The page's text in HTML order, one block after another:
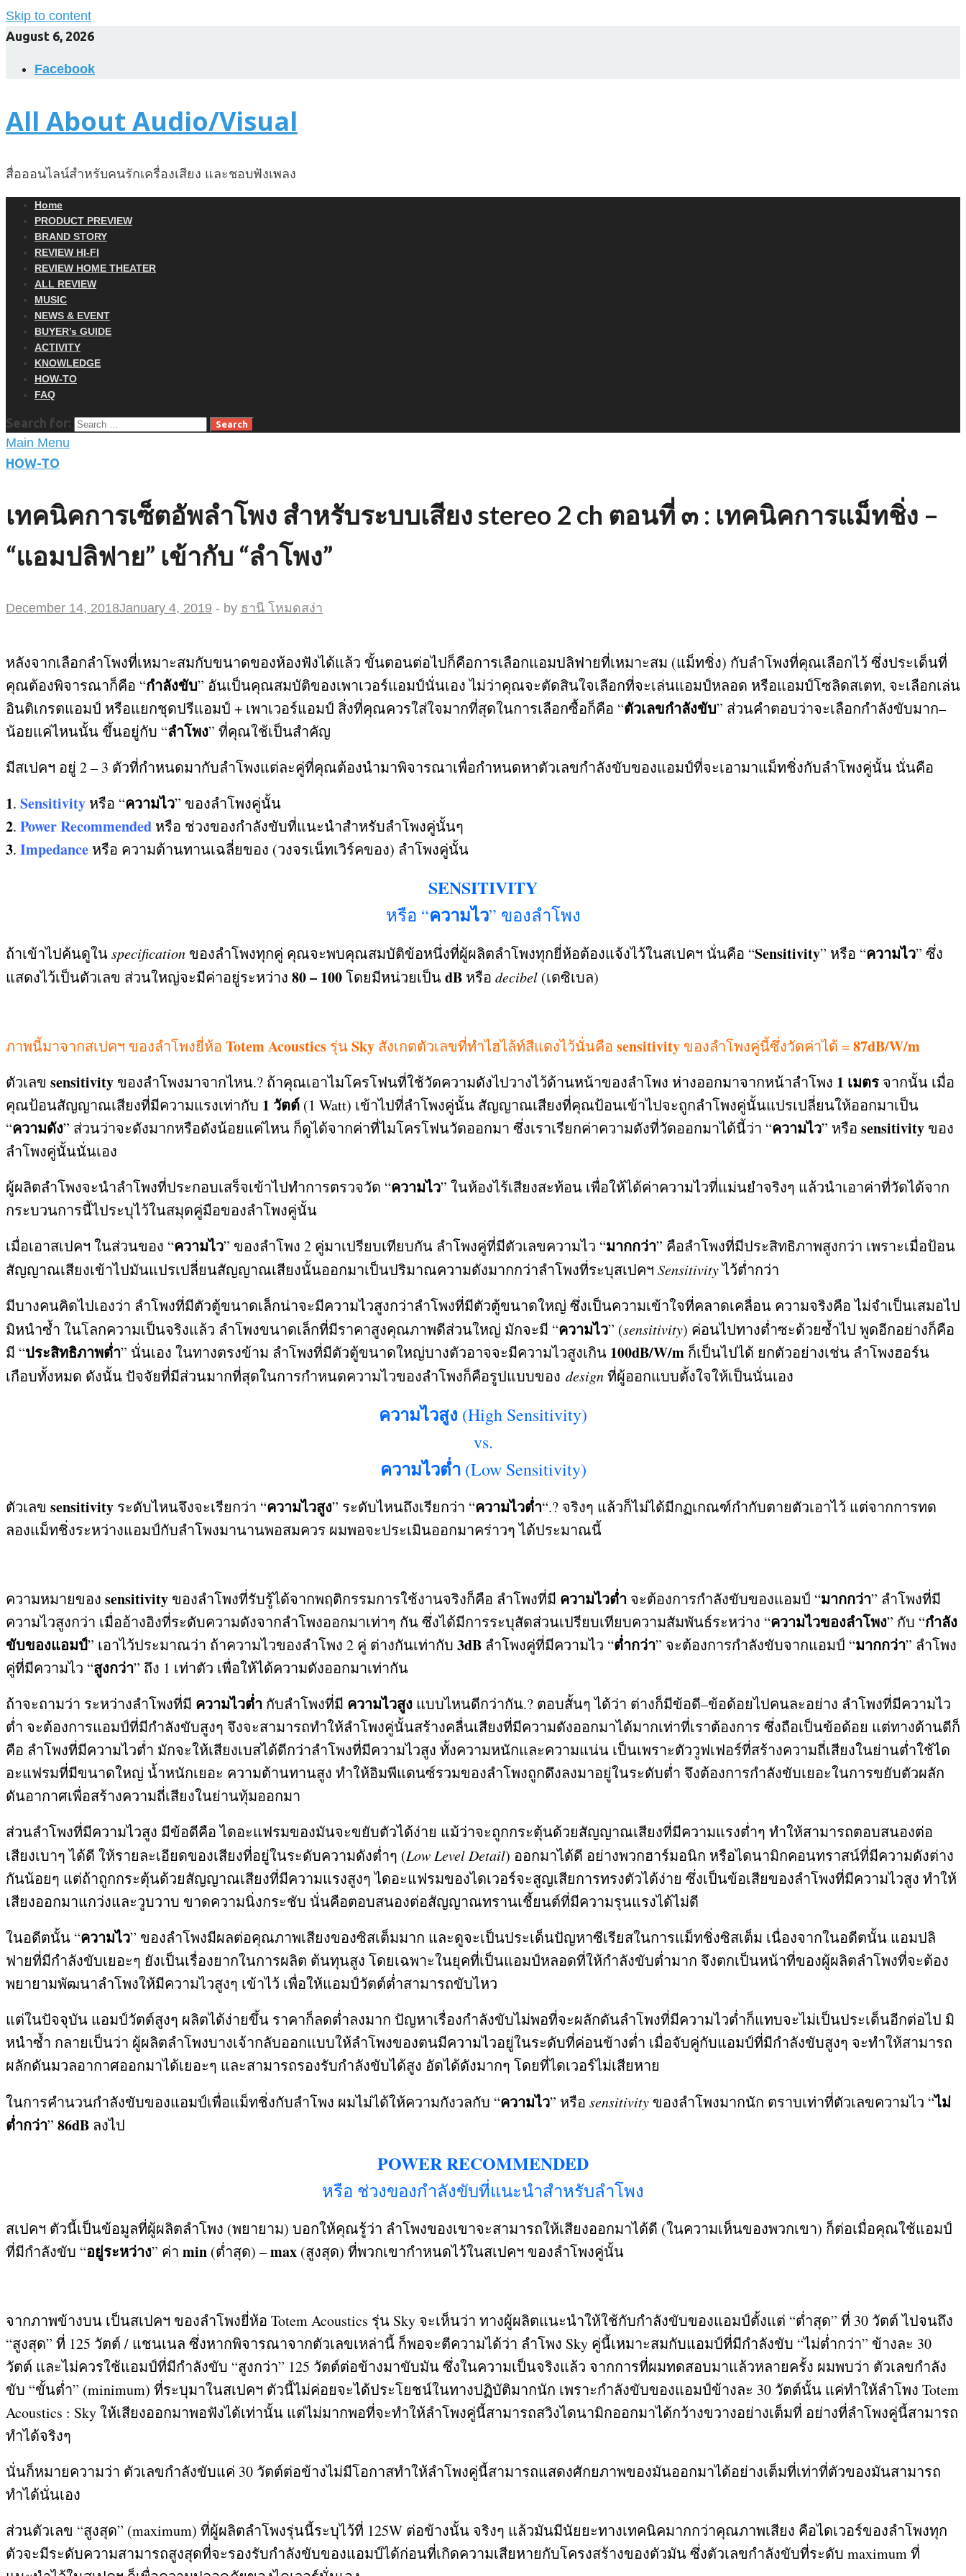
Skip to content
August 6, 2026
Facebook
All About Audio/Visual
สื่อออนไลน์สำหรับคนรักเครื่องเสียง และชอบฟังเพลง
Home
PRODUCT PREVIEW
BRAND STORY
REVIEW HI-FI
REVIEW HOME THEATER
ALL REVIEW
MUSIC
NEWS & EVENT
BUYER’s GUIDE
ACTIVITY
KNOWLEDGE
HOW-TO
FAQ
Search for:
Main Menu
HOW-TO
เทคนิคการเซ็ตอัพลำโพง สำหรับระบบเสียง stereo 2 ch ตอนที่ ๓ : เทคนิคการแม็ทชิ่ง –
“แอมปลิฟาย” เข้ากับ “ลำโพง”
December 14, 2018January 4, 2019 - by ธานี โหมดสง่า
หลังจากเลือกลำโพงที่เหมาะสมกับขนาดของห้องฟังได้แล้ว ขั้นตอนต่อไปก็คือการเลือกแอมปลิฟายที่เหมาะสม (แม็ทชิ่ง) กับลำโพงที่คุณเลือกไว้ ซึ่งประเด็นที่
คุณต้องพิจารณาก็คือ “กำลังขับ” อันเป็นคุณสมบัติของเพาเวอร์แอมป์นั่นเอง ไม่ว่าคุณจะตัดสินใจเลือกที่จะเล่นแอมป์หลอด หรือแอมป์โซลิดสเตท, จะเลือกเล่น
อินติเกรตแอมป์ หรือแยกชุดปรีแอมป์ + เพาเวอร์แอมป์ สิ่งที่คุณควรใส่ใจมากที่สุดในการเลือกซื้อก็คือ “ตัวเลขกำลังขับ” ส่วนคำตอบว่าจะเลือกกำลังขับมาก–
น้อยแค่ไหนนั้น ขึ้นอยู่กับ “ลำโพง” ที่คุณใช้เป็นสำคัญ
มีสเปคฯ อยู่ 2 – 3 ตัวที่กำหนดมากับลำโพงแต่ละคู่ที่คุณต้องนำมาพิจารณาเพื่อกำหนดหาตัวเลขกำลังขับของแอมป์ที่จะเอามาแม็ทชิ่งกับลำโพงคู่นั้น นั่นคือ
1. Sensitivity หรือ “ความไว” ของลำโพงคู่นั้น
2. Power Recommended หรือ ช่วงของกำลังขับที่แนะนำสำหรับลำโพงคู่นั้นๆ
3. Impedance หรือ ความต้านทานเฉลี่ยของ (วงจรเน็ทเวิร์คของ) ลำโพงคู่นั้น
SENSITIVITY
หรือ “ความไว” ของลำโพง
ถ้าเข้าไปค้นดูในspecification ของลำโพงทุกคู่ คุณจะพบคุณสมบัติข้อหนึ่งที่ผู้ผลิตลำโพงทุกยี่ห้อต้องแจ้งไว้ในสเปคฯ นั่นคือ “Sensitivity” หรือ “ความไว” ซึ่ง
แสดงไว้เป็นตัวเลข ส่วนใหญ่จะมีค่าอยู่ระหว่าง 80 – 100โดยมีหน่วยเป็นdB หรือ decibel (เดซิเบล)
ภาพนี้มาจากสเปคฯ ของลำโพงยี่ห้อ Totem Acoustics รุ่นSky สังเกตตัวเลขที่ทำไฮไล้ท์สีแดงไว้นั่นคือ sensitivity ของลำโพงคู่นี้ซึ่งวัดค่าได้ =87dB/W/m
ตัวเลข sensitivity ของลำโพงมาจากไหน.? ถ้าคุณเอาไมโครโฟนที่ใช้วัดความดังไปวางไว้ด้านหน้าของลำโพง ห่างออกมาจากหน้าลำโพง 1 เมตร จากนั้น เมื่อ
คุณป้อนสัญญาณเสียงที่มีความแรงเท่ากับ 1 วัตต์ (1 Watt) เข้าไปที่ลำโพงคู่นั้น สัญญาณเสียงที่คุณป้อนเข้าไปจะถูกลำโพงคู่นั้นแปรเปลี่ยนให้ออกมาเป็น
“ความดัง” ส่วนว่าจะดังมากหรือดังน้อยแค่ไหน ก็ดูได้จากค่าที่ไมโครโฟนวัดออกมา ซึ่งเราเรียกค่าความดังที่วัดออกมาได้นี้ว่า “ความไว” หรือ sensitivity ของ
ลำโพงคู่นั้นนั่นเอง
ผู้ผลิตลำโพงจะนำลำโพงที่ประกอบเสร็จเข้าไปทำการตรวจวัด “ความไว” ในห้องไร้เสียงสะท้อน เพื่อให้ได้ค่าความไวที่แม่นยำจริงๆ แล้วนำเอาค่าที่วัดได้จาก
กระบวนการนี้ไประบุไว้ในสมุดคู่มือของลำโพงคู่นั้น
เมื่อเอาสเปคฯ ในส่วนของ “ความไว” ของลำโพง 2 คู่มาเปรียบเทียบกัน ลำโพงคู่ที่มีตัวเลขความไว “มากกว่า” คือลำโพงที่มีประสิทธิภาพสูงกว่า เพราะเมื่อป้อน
สัญญาณเสียงเข้าไปมันแปรเปลี่ยนสัญญาณเสียงนั้นออกมาเป็นปริมาณความดังมากกว่าลำโพงที่ระบุสเปคฯ Sensitivityไว้ต่ำกว่า
มีบางคนคิดไปเองว่า ลำโพงที่มีตัวตู้ขนาดเล็กน่าจะมีความไวสูงกว่าลำโพงที่มีตัวตู้ขนาดใหญ่ ซึ่งเป็นความเข้าใจที่คลาดเคลื่อน ความจริงคือ ไม่จำเป็นเสมอไป
มิหนำซ้ำ ในโลกความเป็นจริงแล้ว ลำโพงขนาดเล็กที่มีราคาสูงคุณภาพดีส่วนใหญ่ มักจะมี “ความไว” (sensitivity) ค่อนไปทางต่ำซะด้วยซ้ำไป พูดอีกอย่างก็คือ
มี “ประสิทธิภาพต่ำ” นั่นเอง ในทางตรงข้าม ลำโพงที่มีตัวตู้ขนาดใหญ่บางตัวอาจจะมีความไวสูงเกิน 100dB/W/m ก็เป็นไปได้ ยกตัวอย่างเช่น ลำโพงฮอร์น
เกือบทั้งหมด ดังนั้น ปัจจัยที่มีส่วนมากที่สุดในการกำหนดความไวของลำโพงก็คือรูปแบบของ designที่ผู้ออกแบบตั้งใจให้เป็นนั่นเอง
ความไวสูง (High Sensitivity)
vs.
ความไวต่ำ (Low Sensitivity)
ตัวเลข sensitivity ระดับไหนจึงจะเรียกว่า “ความไวสูง” ระดับไหนถึงเรียกว่า “ความไวต่ำ“.? จริงๆ แล้วก็ไม่ได้มีกฏเกณฑ์กำกับตายตัวเอาไว้ แต่จากการทด
ลองแม็ทชิ่งระหว่างแอมป์กับลำโพงมานานพอสมควร ผมพอจะประเมินออกมาคร่าวๆ ได้ประมาณนี้
ความหมายของ sensitivity ของลำโพงที่รับรู้ได้จากพฤติกรรมการใช้งานจริงก็คือ ลำโพงที่มี ความไวต่ำ จะต้องการกำลังขับของแอมป์ “มากกว่า” ลำโพงที่มี
ความไวสูงกว่า เมื่ออ้างอิงที่ระดับความดังจากลำโพงออกมาเท่าๆ กัน ซึ่งได้มีการระบุสัดส่วนเปรียบเทียบความสัมพันธ์ระหว่าง “ความไวของลำโพง” กับ “กำลัง
ขับของแอมป์” เอาไว้ประมาณว่า ถ้าความไวของลำโพง 2 คู่ ต่างกันเท่ากับ 3dB ลำโพงคู่ที่มีความไว “ต่ำกว่า” จะต้องการกำลังขับจากแอมป์ “มากกว่า” ลำโพง
คู่ที่มีความไว “สูงกว่า” ถึง 1 เท่าตัว เพื่อให้ได้ความดังออกมาเท่ากัน
ถ้าจะถามว่า ระหว่างลำโพงที่มี ความไวต่ำ กับลำโพงที่มี ความไวสูง แบบไหนดีกว่ากัน.? ตอบสั้นๆ ได้ว่า ต่างก็มีข้อดี–ข้อด้อยไปคนละอย่าง ลำโพงที่มีความไว
ต่ำ จะต้องการแอมป์ที่มีกำลังขับสูงๆ จึงจะสามารถทำให้ลำโพงคู่นั้นสร้างคลื่นเสียงที่มีความดังออกมาได้มากเท่าที่เราต้องการ ซึ่งถือเป็นข้อด้อย แต่ทางด้านดีก็
คือ ลำโพงที่มีความไวต่ำ มักจะให้เสียงเบสได้ดีกว่าลำโพงที่มีความไวสูง ทั้งความหนักและความแน่น เป็นเพราะตัววูฟเฟอร์ที่สร้างความถี่เสียงในย่านต่ำใช้ได
อะแฟรมที่มีขนาดใหญ่ น้ำหนักเยอะ ความต้านทานสูง ทำให้อิมพีแดนซ์รวมของลำโพงถูกดึงลงมาอยู่ในระดับต่ำ จึงต้องการกำลังขับเยอะในการขยับตัวผลัก
ดันอากาศเพื่อสร้างความถี่เสียงในย่านทุ้มออกมา
ส่วนลำโพงที่มีความไวสูง มีข้อดีคือ ไดอะแฟรมของมันจะขยับตัวได้ง่าย แม้ว่าจะถูกกระตุ้นด้วยสัญญาณเสียงที่มีความแรงต่ำๆ ทำให้สามารถตอบสนองต่อ
เสียงเบาๆ ได้ดี ให้รายละเอียดของเสียงที่อยู่ในระดับความดังต่ำๆ (Low Level Detail) ออกมาได้ดี อย่างพวกฮาร์มอนิก หรือไดนามิกคอนทราสน์ที่มีความดังต่าง
กันน้อยๆ แต่ถ้าถูกกระตุ้นด้วยสัญญาณเสียงที่มีความแรงสูงๆ ไดอะแฟรมของไดเวอร์จะสูญเสียการทรงตัวได้ง่าย ซึ่งเป็นข้อเสียของลำโพงที่มีความไวสูง ทำให้
เสียงออกมาแกว่งและวูบวาบ ขาดความนิ่งกระชับ นั่นคือตอบสนองต่อสัญญาณทรานเชี้ยนต์ที่มีความรุนแรงได้ไม่ดี
ในอดีตนั้น “ความไว” ของลำโพงมีผลต่อคุณภาพเสียงของซิสเต็มมาก และดูจะเป็นประเด็นปัญหาซีเรียสในการแม็ทชิ่งซิสเต็ม เนื่องจากในอดีตนั้น แอมปลิ
ฟายที่มีกำลังขับเยอะๆ ยังเป็นเรื่องยากในการผลิต ต้นทุนสูง โดยเฉพาะในยุคที่เป็นแอมป์หลอดที่ให้กำลังขับต่ำมาก จึงตกเป็นหน้าที่ของผู้ผลิตลำโพงที่จะต้อง
พยายามพัฒนาลำโพงให้มีความไวสูงๆ เข้าไว้ เพื่อให้แอมป์วัตต์ต่ำสามารถขับไหว
แต่ในปัจจุบัน แอมป์วัตต์สูงๆ ผลิตได้ง่ายขึ้น ราคาก็ลดต่ำลงมาก ปัญหาเรื่องกำลังขับไม่พอที่จะผลักดันลำโพงที่มีความไวต่ำก็แทบจะไม่เป็นประเด็นอีกต่อไป มิ
หนำซ้ำ กลายเป็นว่า ผู้ผลิตลำโพงบางเจ้ากลับออกแบบให้ลำโพงของตนมีความไวอยู่ในระดับที่ค่อนข้างต่ำ เมื่อจับคู่กับแอมป์ที่มีกำลังขับสูงๆ จะทำให้สามารถ
ผลักดันมวลอากาศออกมาได้เยอะๆ และสามารถรองรับกำลังขับได้สูง อัดได้ดังมากๆ โดยที่ไดเวอร์ไม่เสียหาย
ในการคำนวนกำลังขับของแอมป์เพื่อแม็ทชิ่งกับลำโพง ผมไม่ได้ให้ความกังวลกับ “ความไว” หรือ sensitivity ของลำโพงมากนัก ตราบเท่าที่ตัวเลขความไว “ไม่
ต่ำกว่า” 86dB ลงไป
POWER RECOMMENDED
หรือ ช่วงของกำลังขับที่แนะนำสำหรับลำโพง
สเปคฯ ตัวนี้เป็นข้อมูลที่ผู้ผลิตลำโพง (พยายาม) บอกให้คุณรู้ว่า ลำโพงของเขาจะสามารถให้เสียงออกมาได้ดี (ในความเห็นของพวกเขา) ก็ต่อเมื่อคุณใช้แอมป์
ที่มีกำลังขับ “อยู่ระหว่าง” ค่า min (ต่ำสุด) –max (สูงสุด) ที่พวกเขากำหนดไว้ในสเปคฯ ของลำโพงคู่นั้น
จากภาพข้างบน เป็นสเปคฯ ของลำโพงยี่ห้อ Totem Acoustics รุ่น Sky จะเห็นว่า ทางผู้ผลิตแนะนำให้ใช้กับกำลังขับของแอมป์ตั้งแต่ “ต่ำสุด” ที่ 30 วัตต์ ไปจนถึง
“สูงสุด” ที่ 125 วัตต์ / แชนเนล ซึ่งหากพิจารณาจากตัวเลขเหล่านี้ ก็พอจะตีความได้ว่า ลำโพง Sky คู่นี้เหมาะสมกับแอมป์ที่มีกำลังขับ “ไม่ต่ำกว่า” ข้างละ 30
วัตต์ และไม่ควรใช้แอมป์ที่มีกำลังขับ “สูงกว่า” 125 วัตต์ต่อข้างมาขับมัน ซึ่งในความเป็นจริงแล้ว จากการที่ผมทดสอบมาแล้วหลายครั้ง ผมพบว่า ตัวเลขกำลัง
ขับ “ขั้นต่ำ” (minimum) ที่ระบุมาในสเปคฯ ตัวนี้ไม่ค่อยจะได้ประโยชน์ในทางปฏิบัติมากนัก เพราะกำลังขับของแอมป์ข้างละ 30 วัตต์นั้น แค่ทำให้ลำโพง Totem
Acoustics : Skyให้เสียงออกมาพอฟังได้เท่านั้น แต่ไม่มากพอที่จะทำให้ลำโพงคู่นี้สามารถสวิงไดนามิกออกมาได้กว้างขวางอย่างเต็มที่ อย่างที่ลำโพงคู่นี้สามารถ
ทำได้จริงๆ
นั่นก็หมายความว่า ตัวเลขกำลังขับแค่ 30 วัตต์ต่อข้างไม่มีโอกาสทำให้ลำโพงคู่นี้สามารถแสดงศักยภาพของมันออกมาได้อย่างเต็มที่เท่าที่ตัวของมันสามารถ
ทำได้นั่นเอง
ส่วนตัวเลข “สูงสุด” (maximum) ที่ผู้ผลิตลำโพงรุ่นนี้ระบุไว้ที่ 125W ต่อข้างนั้น จริงๆ แล้วมันมีนัยยะทางเทคนิคมากกว่าคุณภาพเสียง คือไดเวอร์ของลำโพงทุก
ตัวจะมีระดับความสามารถสูงสุดที่จะรองรับกำลังขับของแอมป์ได้ก่อนที่เกิดความเสียหายกับโครงสร้างของตัวมัน ซึ่งตัวเลขกำลังขับที่ระดับ maximumที่